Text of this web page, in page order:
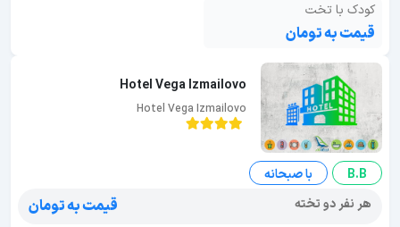
کودک با تخت
قیمت به تومان
Hotel Vega Izmailovo
Hotel Vega Izmailovo
B.B
با صبحانه
هر نفر دو تخته
قیمت به تومان